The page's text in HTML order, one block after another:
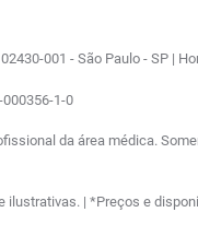
001 - São Paulo - SP |
000356-1-0
da área médica.
| *Preços e